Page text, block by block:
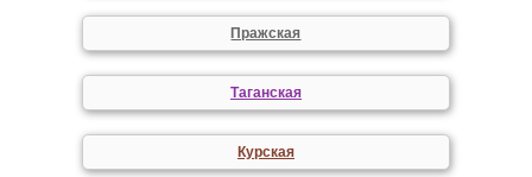
Пражская
Таганская
Курская